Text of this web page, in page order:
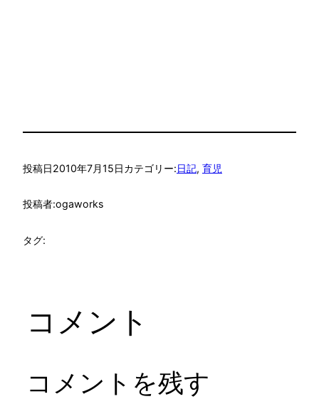
投稿日2010年7月15日カテゴリー:日記, 育児
投稿者:ogaworks
タグ:
コメント
コメントを残す